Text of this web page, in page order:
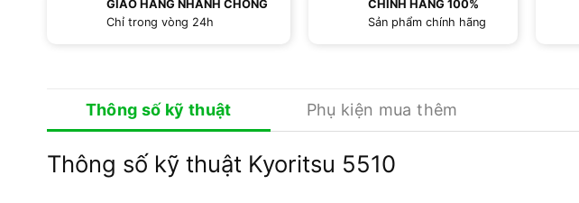
GIAO HÀNG NHANH CHÓNG
Chỉ trong vòng 24h
CHÍNH HÃNG 100%
Sản phẩm chính hãng
Thông số kỹ thuật Phụ kiện mua thêm
Thông số kỹ thuật Kyoritsu 5510